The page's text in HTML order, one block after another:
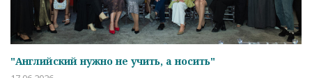
"Английский нужно не учить, а носить"